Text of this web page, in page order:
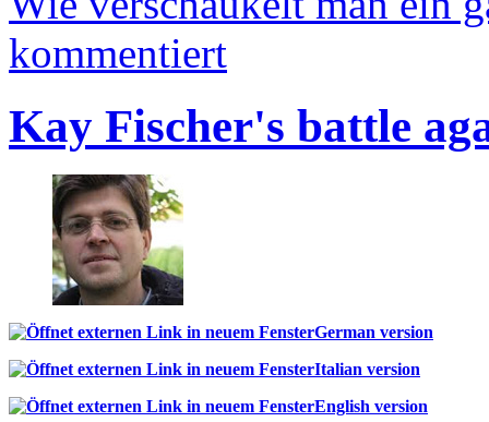
kommentiert
Kay Fischer's battle
German version
Italian version
English version